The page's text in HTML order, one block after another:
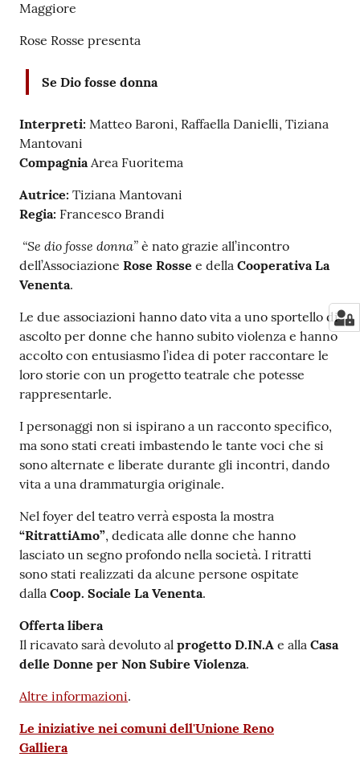
Maggiore
Rose Rosse presenta
Se Dio fosse donna
Interpreti: Matteo Baroni, Raffaella Danielli, Tiziana
Mantovani
CompagniaArea Fuoritema
Autrice: Tiziana Mantovani
Regia: Francesco Brandi
“Se dio fosse donna” è nato grazie all’incontro
dell’Associazione Rose Rosse e della Cooperativa La
Venenta.
Le due associazioni hanno dato vita a uno sportello di
ascolto per donne che hanno subito violenza e hanno
accolto con entusiasmo l’idea di poter raccontare le
loro storie con un progetto teatrale che potesse
rappresentarle.
I personaggi non si ispirano a un racconto specifico,
ma sono stati creati imbastendo le tante voci che si
sono alternate e liberate durante gli incontri, dando
vita a una drammaturgia originale.
Nel foyer del teatro verrà esposta la mostra
“RitrattiAmo”, dedicata alle donne che hanno
lasciato un segno profondo nella società. I ritratti
sono stati realizzati da alcune persone ospitate
dalla Coop. Sociale La Venenta.
Offerta libera
Il ricavato sarà devoluto al progetto D.IN.A e alla Casa
delle Donne per Non Subire Violenza.
Altre informazioni.
Le iniziative nei comuni dell'Unione Reno
Galliera